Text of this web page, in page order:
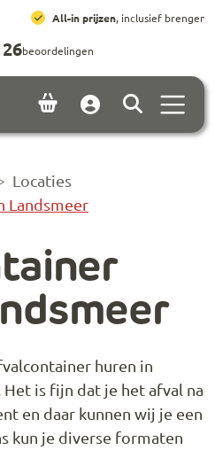
Ga naar hoofdinhoud
Ga naar footer
brengen, ophalen en huur
beoordelingen
Account
Locaties
Landsmeer
huren in
is fijn dat je het afval na
en daar kunnen wij je een
kun je diverse formaten